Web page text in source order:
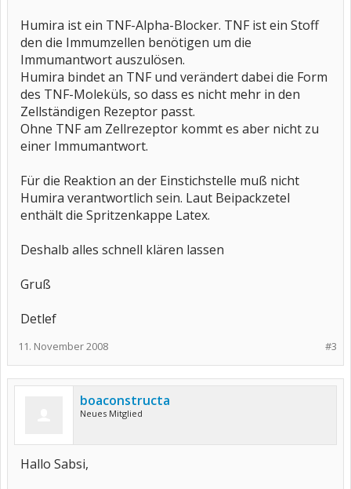
Humira ist ein TNF-Alpha-Blocker. TNF ist ein Stoff
den die Immumzellen benötigen um die
Immumantwort auszulösen.
Humira bindet an TNF und verändert dabei die Form
des TNF-Moleküls, so dass es nicht mehr in den
Zellständigen Rezeptor passt.
Ohne TNF am Zellrezeptor kommt es aber nicht zu
einer Immumantwort.
Für die Reaktion an der Einstichstelle muß nicht
Humira verantwortlich sein. Laut Beipackzetel
enthält die Spritzenkappe Latex.
Deshalb alles schnell klären lassen
Gruß
Detlef
#3
11. November 2008
boaconstructa
Neues Mitglied
Hallo Sabsi,